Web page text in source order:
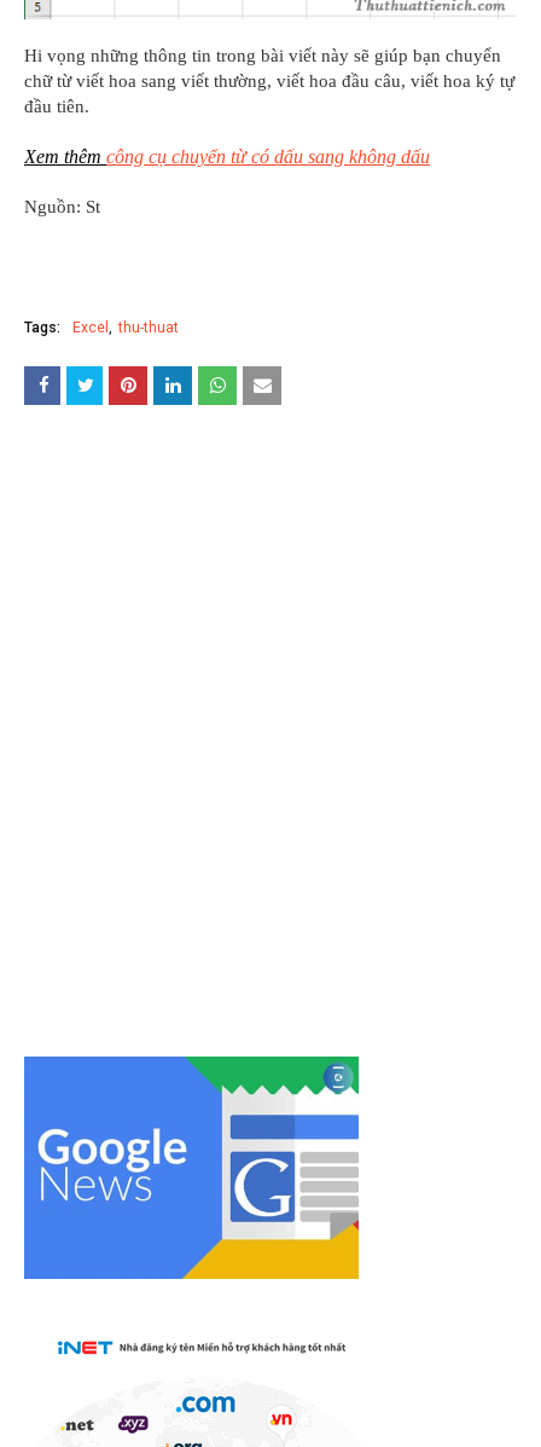
Hi vọng những thông tin trong bài viết này sẽ giúp bạn chuyển
chữ từ viết hoa sang viết thường, viết hoa đầu câu, viết hoa ký tự
đầu tiên.
Xem thêm công cụ chuyển từ có dấu sang không dấu
Nguồn: St
Tags: Excel thu-thuat